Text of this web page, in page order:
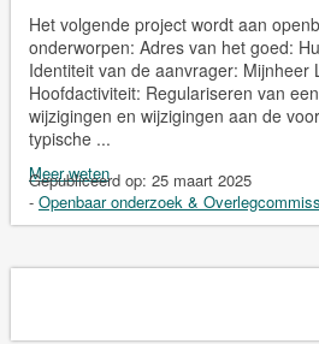
Het volgende project wordt aan
onderworpen: Adres van het goed:
Identiteit van de aanvrager: Mijnheer
Hoofdactiviteit: Regulariseren van
wijzigingen en wijzigingen aan de
typische ...
Meer weten
Gepubliceerd op: 25 maart 2025
- Openbaar onderzoek &